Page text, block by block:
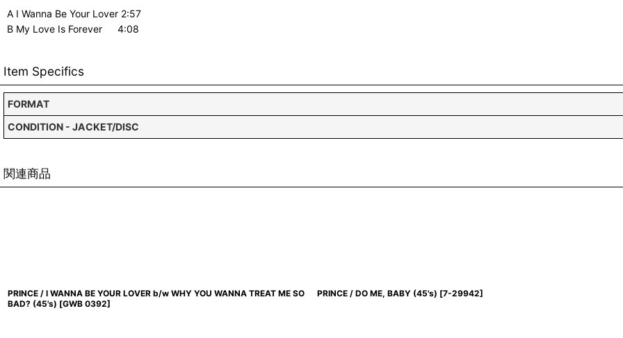
A I Wanna Be Your Lover 2:57
B My Love Is Forever 4:08
Item Specifics
FORMAT
CONDITION - JACKET/DISC
関連商品
PRINCE / I WANNA BE YOUR LOVER b/w WHY YOU WANNA TREAT ME SO
BAD? (45's) [GWB 0392]
PRINCE / DO ME, BABY (45's) [7-29942]